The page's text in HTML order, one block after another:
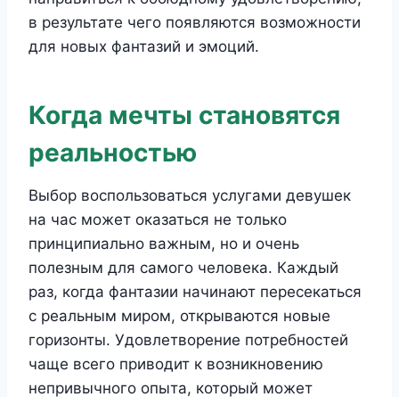
в результате чего появляются возможности
для новых фантазий и эмоций.
Когда мечты становятся
реальностью
Выбор воспользоваться услугами девушек
на час может оказаться не только
принципиально важным, но и очень
полезным для самого человека. Каждый
раз, когда фантазии начинают пересекаться
с реальным миром, открываются новые
горизонты. Удовлетворение потребностей
чаще всего приводит к возникновению
непривычного опыта, который может